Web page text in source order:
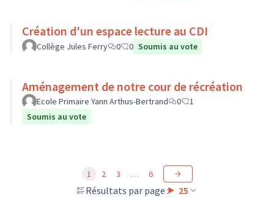
Création d'un espace lecture au CDI
Collège Jules Ferry 0 0 Soumis au vote
Aménagement de notre cour de récréation
Ecole Primaire Yann Arthus-Bertrand 0
1
Soumis au vote
Résultats par page : 25
1 2 3 … 6